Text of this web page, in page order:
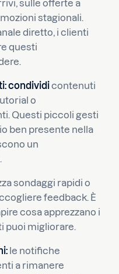
sulle offerte a
stagionali.
diretto, i clienti
questi
condividicontenuti
o
Questi piccoli gesti
ben presente nella
un
sondaggi rapidi o
feedback. È
cosa apprezzano i
puoi migliorare.
le notifiche
a rimanere